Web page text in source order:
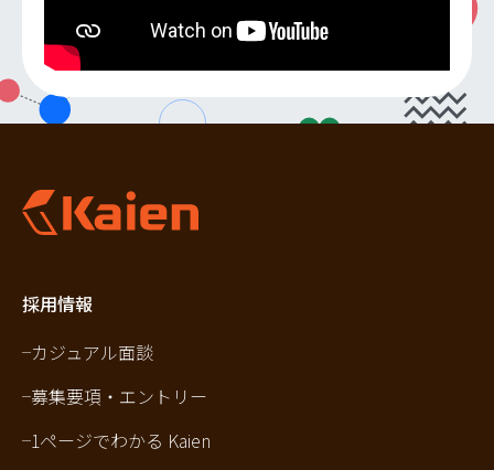
採用情報
カジュアル面談
募集要項・エントリー
1ページでわかる Kaien